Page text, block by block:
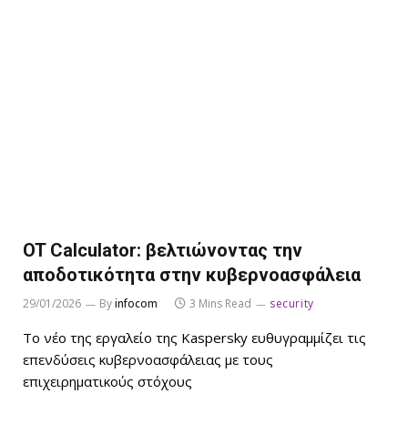
OT Calculator: βελτιώνοντας την
αποδοτικότητα στην κυβερνοασφάλεια
29/01/2026 Byinfocom 3 Mins Read security
Το νέο της εργαλείο της Kaspersky ευθυγραμμίζει τις
επενδύσεις κυβερνοασφάλειας με τους
επιχειρηματικούς στόχους